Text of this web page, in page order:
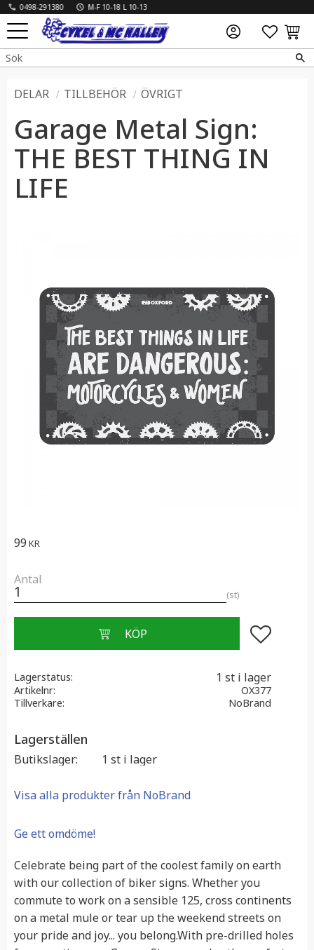
Meny
0498-291380 M-F 10-18 L 10-13
DELAR TILLBEHÖR ÖVRIGT
Garage Metal Sign:
THE BEST THING IN
LIFE
99 KR
Antal
st
Lägg till i
Lagerstatus 1 st i lager
Artikelnr
OX377
Tillverkare
NoBrand
Lagerställen
Butikslager 1 st i lager
Visa alla produkter från NoBrand
Ge ett omdöme!
Celebrate being part of the coolest family on earth
with our collection of biker signs. Whether you
commute to work on a sensible 125, cross continents
on a metal mule or tear up the weekend streets on
your pride and joy... you belong.With pre-drilled holes